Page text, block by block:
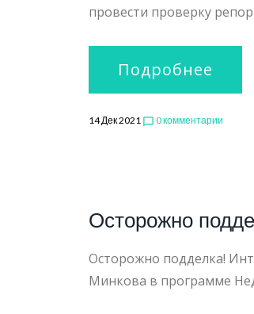
провести проверку
Подробнее
14 Дек 2021 chat_bubble_outline 0 комментарии
Осторожно
Осторожно подделка!
Минкова в программе